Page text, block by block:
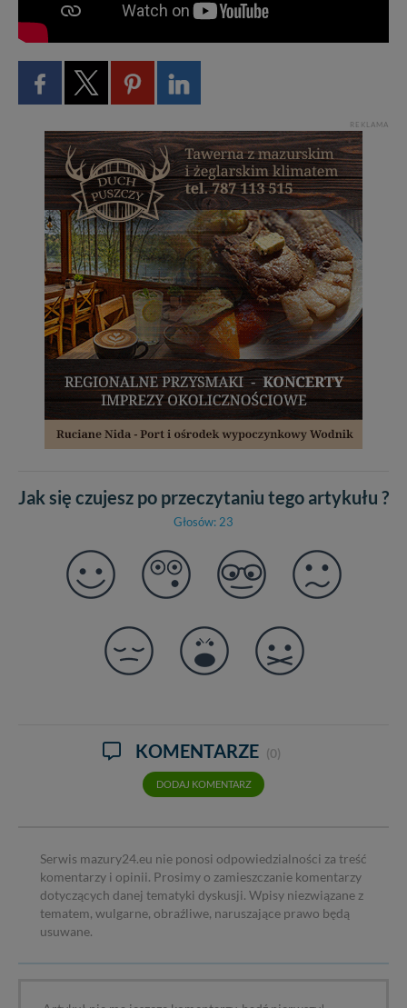
REKLAMA
Jak się czujesz po przeczytaniu tego artykułu ?
Głosów: 23
KOMENTARZE (0)
DODAJ KOMENTARZ
Serwis mazury24.eu nie ponosi odpowiedzialności za treść
komentarzy i opinii. Prosimy o zamieszczanie komentarzy
dotyczących danej tematyki dyskusji. Wpisy niezwiązane z
tematem, wulgarne, obraźliwe, naruszające prawo będą
usuwane.